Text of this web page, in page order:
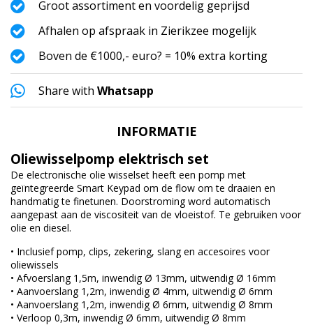
Groot assortiment en voordelig geprijsd
Afhalen op afspraak in Zierikzee mogelijk
Boven de €1000,- euro? = 10% extra korting
Share with Whatsapp
INFORMATIE
Oliewisselpomp elektrisch set
De electronische olie wisselset heeft een pomp met
geïntegreerde Smart Keypad om de flow om te draaien en
handmatig te finetunen. Doorstroming word automatisch
aangepast aan de viscositeit van de vloeistof. Te gebruiken voor
olie en diesel.
• Inclusief pomp, clips, zekering, slang en accesoires voor
oliewissels
• Afvoerslang 1,5m, inwendig Ø 13mm, uitwendig Ø 16mm
• Aanvoerslang 1,2m, inwendig Ø 4mm, uitwendig Ø 6mm
• Aanvoerslang 1,2m, inwendig Ø 6mm, uitwendig Ø 8mm
• Verloop 0,3m, inwendig Ø 6mm, uitwendig Ø 8mm